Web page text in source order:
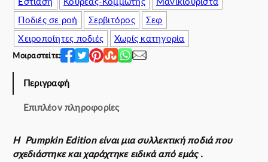
o
n
π
ο
η
α
Ποδιές σε ροή
Σερβιτόρος
Σεφ
Χειροποίητες ποδιές
Χωρίς κατηγορία
Μοιραστείτε:
Περιγραφή
Επιπλέον πληροφορίες
Η Pumpkin Edition είναι μια συλλεκτική ποδιά που
σχεδιάστηκε και χαράχτηκε ειδικά από εμάς .